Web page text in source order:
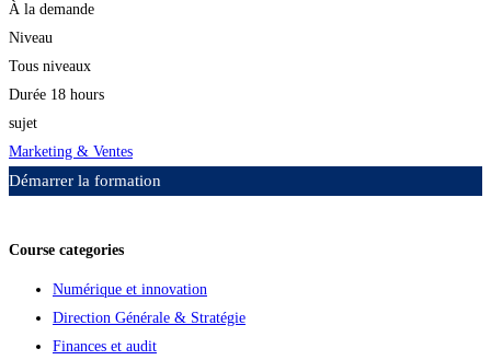
À la demande
Niveau
Tous niveaux
Durée 18 hours
sujet
Marketing & Ventes
Démarrer la formation
Course categories
Numérique et innovation
Direction Générale & Stratégie
Finances et audit